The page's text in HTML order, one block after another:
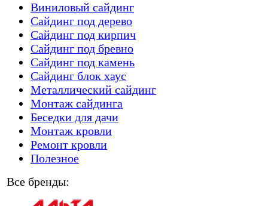
Виниловый сайдинг
Сайдинг под дерево
Сайдинг под кирпич
Сайдинг под бревно
Сайдинг под камень
Cайдинг блок хаус
Металлический сайдинг
Монтаж сайдинга
Беседки для дачи
Монтаж кровли
Ремонт кровли
Полезное
Все бренды: